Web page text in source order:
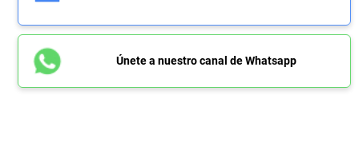
Únete a nuestro canal de Whatsapp